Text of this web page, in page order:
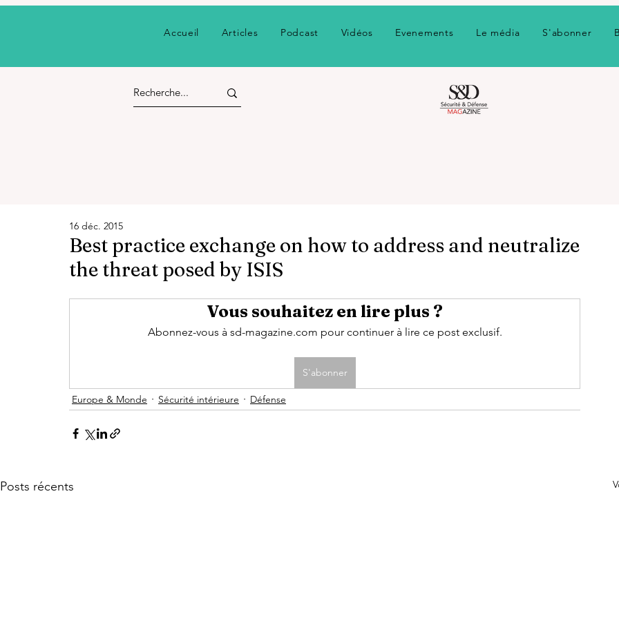
Accueil Articles Podcast Vidéos Evenements Le média S'abonner
Best practice exchange on how to address and neutralize
the threat posed by ISIS
16 déc. 2015
Vous souhaitez en lire plus ?
Abonnez-vous à sd-magazine.com pour continuer à lire ce post exclusif.
S'abonner
Europe & Monde Sécurité intérieure Défense
Posts récents